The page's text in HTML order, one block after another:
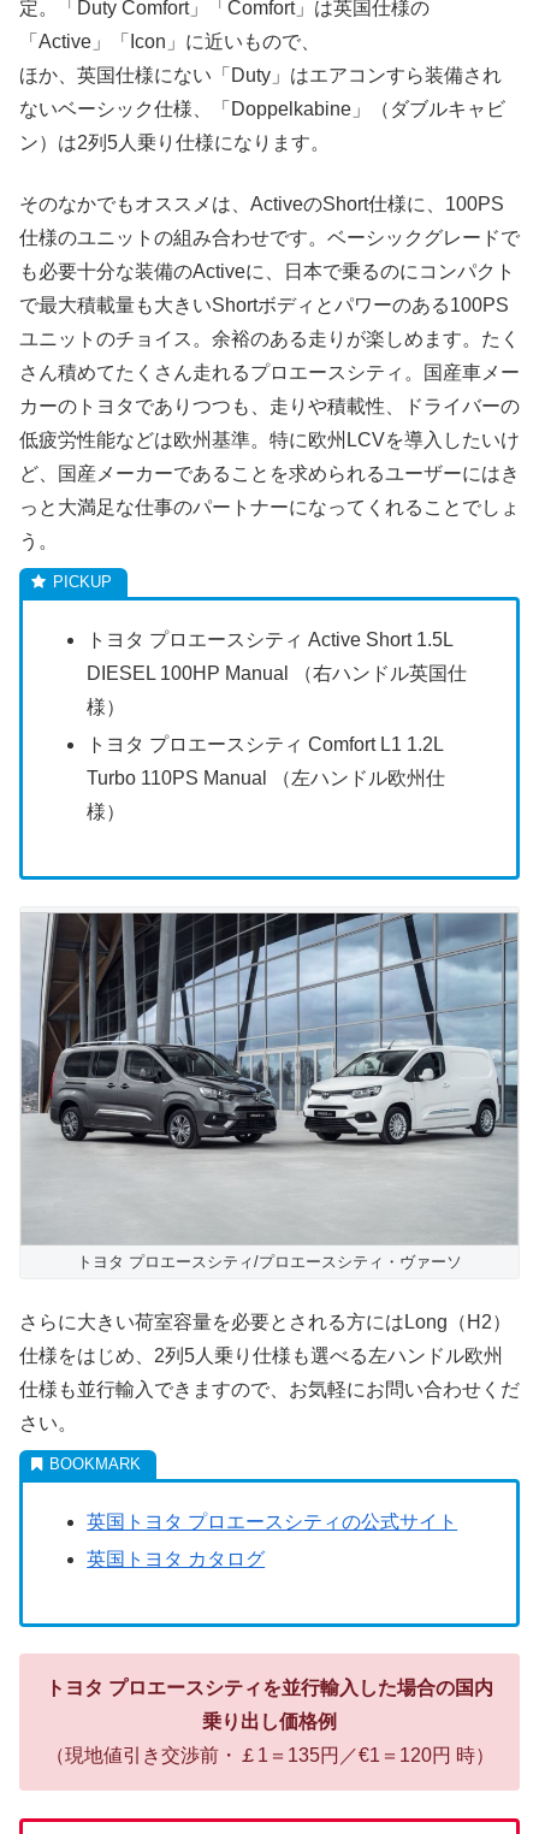
定。「Duty Comfort」「Comfort」は英国仕様の
「Active」「Icon」に近いもので、
ほか、英国仕様にない「Duty」はエアコンすら装備され
ないベーシック仕様、「Doppelkabine」（ダブルキャビ
ン）は2列5人乗り仕様になります。
そのなかでもオススメは、ActiveのShort仕様に、100PS
仕様のユニットの組み合わせです。ベーシックグレードで
も必要十分な装備のActiveに、日本で乗るのにコンパクト
で最大積載量も大きいShortボディとパワーのある100PS
ユニットのチョイス。余裕のある走りが楽しめます。たく
さん積めてたくさん走れるプロエースシティ。国産車メー
カーのトヨタでありつつも、走りや積載性、ドライバーの
低疲労性能などは欧州基準。特に欧州LCVを導入したいけ
ど、国産メーカーであることを求められるユーザーにはき
っと大満足な仕事のパートナーになってくれることでしょ
う。
トヨタ プロエースシティ Active Short 1.5L
DIESEL 100HP Manual （右ハンドル英国仕
様）
トヨタ プロエースシティ Comfort L1 1.2L
Turbo 110PS Manual （左ハンドル欧州仕
様）
トヨタ プロエースシティ/プロエースシティ・ヴァーソ
さらに大きい荷室容量を必要とされる方にはLong（H2）
仕様をはじめ、2列5人乗り仕様も選べる左ハンドル欧州
仕様も並行輸入できますので、お気軽にお問い合わせくだ
さい。
英国トヨタ プロエースシティの公式サイト
英国トヨタ カタログ
トヨタ プロエースシティを並行輸入した場合の国内
乗り出し価格例
（現地値引き交渉前・￡1＝135円／€1＝120円 時）